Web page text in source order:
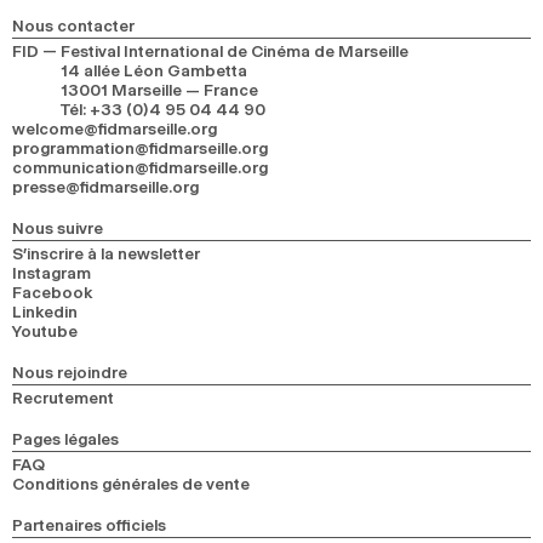
2024
RECHERCHE
Nous contacter
FID — Festival International de Cinéma de Marseille
14 allée Léon Gambetta
13001 Marseille — France
Tél: +33 (0)4 95 04 44 90
welcome@fidmarseille.org
programmation@fidmarseille.org
communication@fidmarseille.org
presse@fidmarseille.org
Nous suivre
S’inscrire à la newsletter
Instagram
Facebook
Linkedin
Youtube
Nous rejoindre
Recrutement
Pages légales
FAQ
Conditions générales de vente
Partenaires officiels